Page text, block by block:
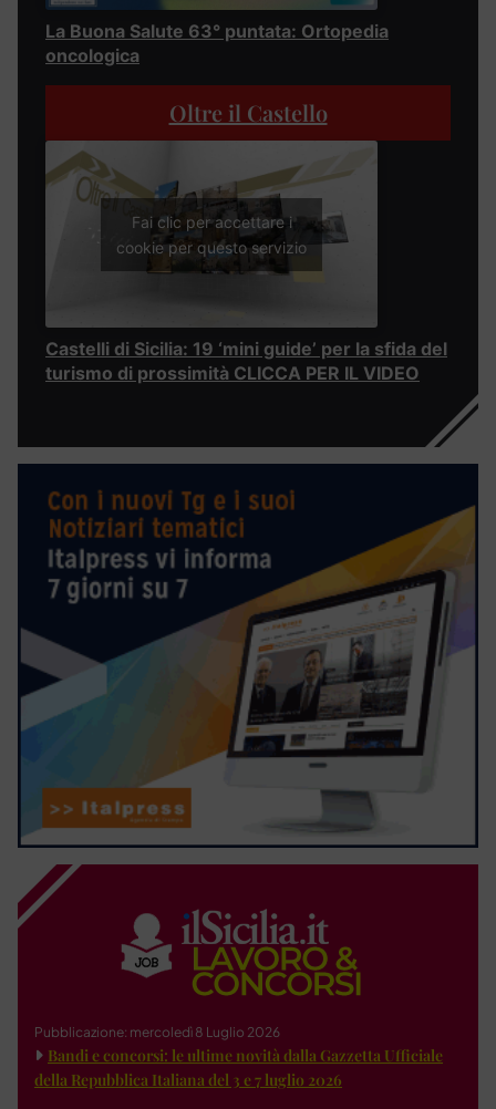
La Buona Salute 63° puntata: Ortopedia
oncologica
Oltre il Castello
Fai clic per accettare i
cookie per questo servizio
Castelli di Sicilia: 19 ‘mini guide’ per la sfida del
turismo di prossimità CLICCA PER IL VIDEO
Pubblicazione: mercoledì 8 Luglio 2026
Bandi e concorsi: le ultime novità dalla Gazzetta Ufficiale
della Repubblica Italiana del 3 e 7 luglio 2026